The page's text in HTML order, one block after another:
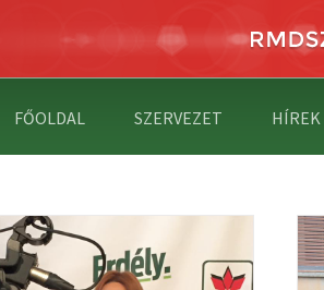
FŐOLDAL SZERVEZET HÍREK